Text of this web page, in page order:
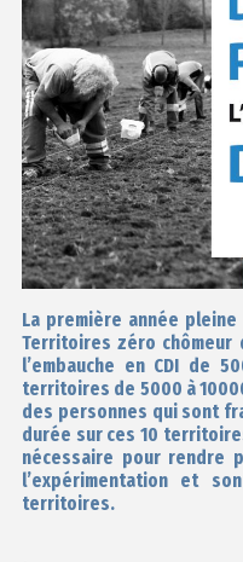
La première année
Territoires zéro chômeur
l’embauche en CDI de
territoires de 5000 à
des personnes qui sont
durée sur ces 10
nécessaire pour rendre
l’expérimentation et
territoires.